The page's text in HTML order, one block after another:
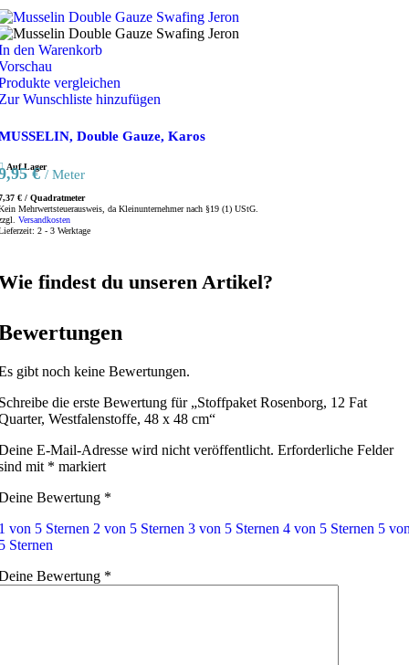
den Warenkorb
vergleichen
Wunschliste hinzufügen
Double Gauze, Karos
Auf Lager
€ / Meter
€ / Quadratmeter
Mehrwertsteuerausweis, da Kleinunternehmer nach §19 (1) UStG.
Versandkosten
2 - 3 Werktage
findest du unseren Artikel?
gibt noch keine Bewertungen.
die erste Bewertung für „Stoffpaket Rosenborg, 12 Fat
Westfalenstoffe, 48 x 48 cm“
E-Mail-Adresse wird nicht veröffentlicht. Erforderliche Felder
mit * markiert
Bewertung *
von 5 Sternen 2 von 5 Sternen 3 von 5 Sternen 4 von 5 Sternen 5
Sternen
Bewertung *